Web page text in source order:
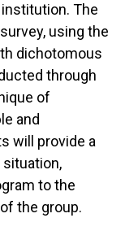
The
using the
dichotomous
through
of
and
will provide a
to the
the group.